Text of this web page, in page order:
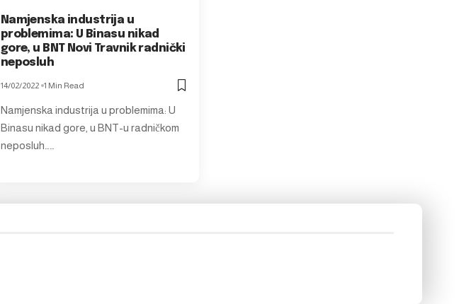
Namjenska industrija u
problemima: U Binasu nikad
gore, u BNT Novi Travnik radnički
neposluh
14/02/2022 1 Min Read
Namjenska industrija u problemima: U
Binasu nikad gore, u BNT-u radničkom
neposluh……